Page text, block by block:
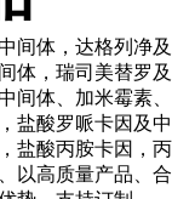
间体，达格列净及
体，瑞司美替罗及
间体、加米霉素、
盐酸罗哌卡因及中
盐酸丙胺卡因，丙
以高质量产品、合